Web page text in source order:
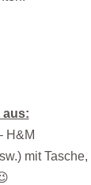
aus:
H&M
mit